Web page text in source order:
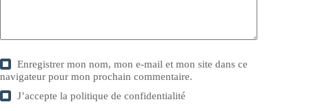
Enregistrer mon nom, mon e-mail et mon site dans ce
navigateur pour mon prochain commentaire.
J’accepte lapolitique de confidentialité